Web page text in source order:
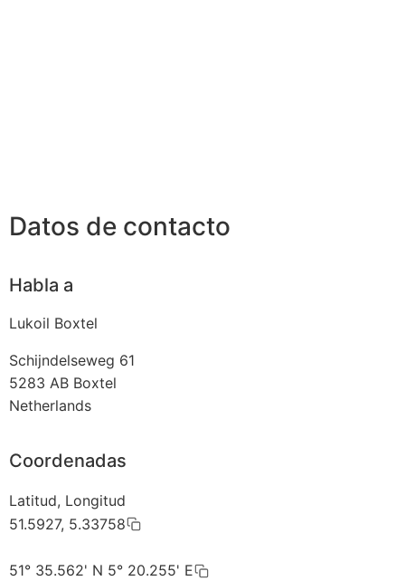
Datos de contacto
Habla a
Lukoil Boxtel
Schijndelseweg 61
5283 AB Boxtel
Netherlands
Coordenadas
Latitud, Longitud
51.5927, 5.33758
51° 35.562' N 5° 20.255' E